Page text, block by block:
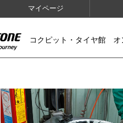
マイページ
コクピット・タイヤ館 オ
IMAGES